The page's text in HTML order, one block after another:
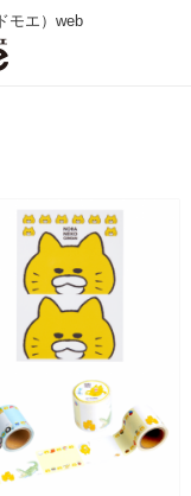
モエ）web